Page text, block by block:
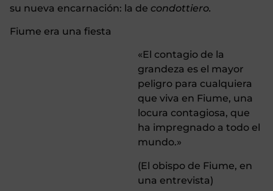
su nueva encarnación: la de condottiero.
Fiume era una fiesta
«El contagio de la
grandeza es el mayor
peligro para cualquiera
que viva en Fiume, una
locura contagiosa, que
ha impregnado a todo el
mundo.»
(El obispo de Fiume, en
una entrevista)